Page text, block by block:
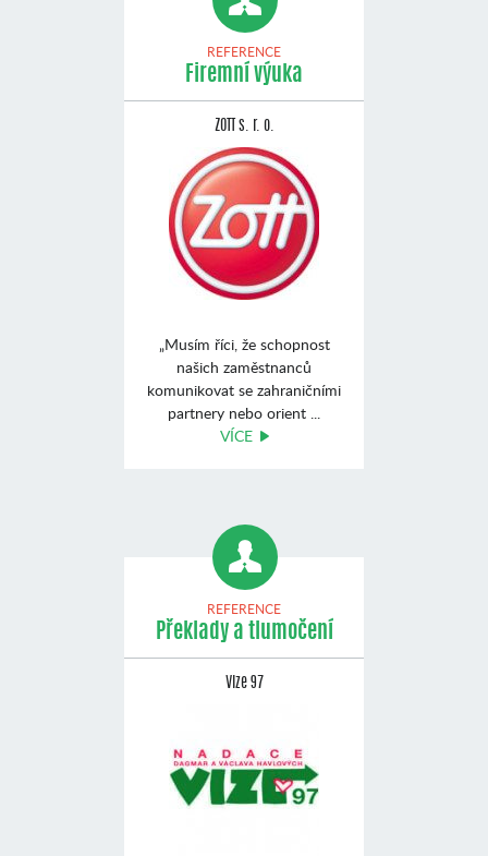
REFERENCE
Firemní výuka
ZOTT s. r. o.
„Musím říci, že schopnost
našich zaměstnanců
komunikovat se zahraničními
partnery nebo orient ...
VÍCE
REFERENCE
Překlady a tlumočení
Vize 97